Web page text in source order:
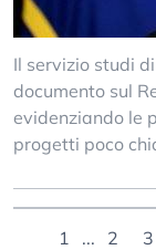
Il servizio studi
documento sul
evidenziando le
progetti poco
1 ... 2 3